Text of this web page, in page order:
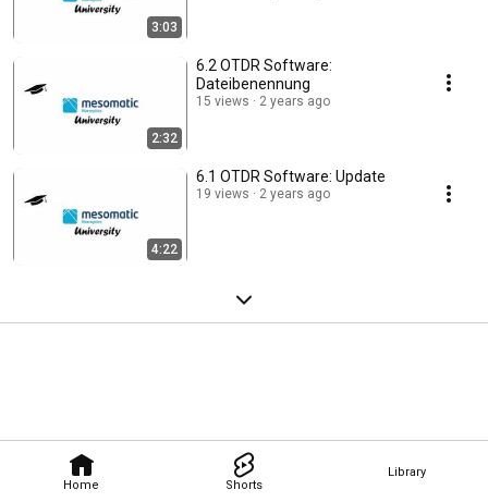
Home Shorts
Library
3:03
2:32
6.2 OTDR Software:
Dateibenennung
15 views 2 years ago
4:22
6.1 OTDR Software: Update
19 views 2 years ago